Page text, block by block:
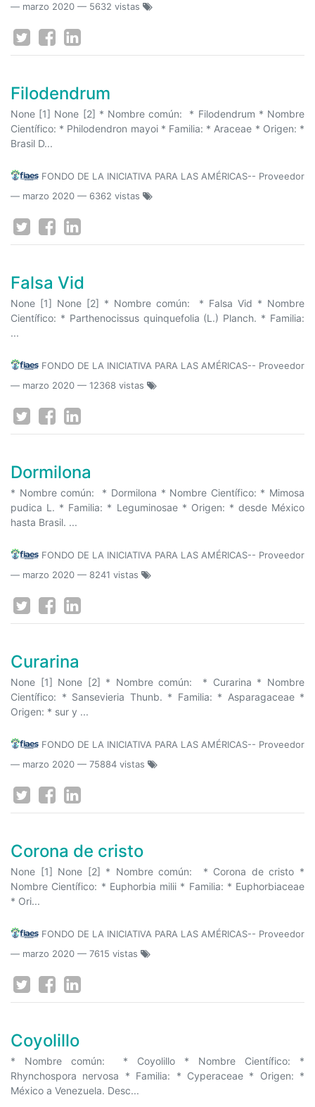
— marzo 2020 — 5632 vistas
Filodendrum
None [1] None [2] * Nombre común: * Filodendrum * Nombre
Científico: * Philodendron mayoi * Familia: * Araceae * Origen: *
Brasil D...
FONDO DE LA INICIATIVA PARA LAS AMÉRICAS-- Proveedor
— marzo 2020 — 6362 vistas
Falsa Vid
None [1] None [2] * Nombre común: * Falsa Vid * Nombre
Científico: * Parthenocissus quinquefolia (L.) Planch. * Familia:
...
FONDO DE LA INICIATIVA PARA LAS AMÉRICAS-- Proveedor
— marzo 2020 — 12368 vistas
Dormilona
* Nombre común: * Dormilona * Nombre Científico: * Mimosa
pudica L. * Familia: * Leguminosae * Origen: * desde México
hasta Brasil. ...
FONDO DE LA INICIATIVA PARA LAS AMÉRICAS-- Proveedor
— marzo 2020 — 8241 vistas
Curarina
None [1] None [2] * Nombre común: * Curarina * Nombre
Científico: * Sansevieria Thunb. * Familia: * Asparagaceae *
Origen: * sur y ...
FONDO DE LA INICIATIVA PARA LAS AMÉRICAS-- Proveedor
— marzo 2020 — 75884 vistas
Corona de cristo
None [1] None [2] * Nombre común: * Corona de cristo *
Nombre Científico: * Euphorbia milii * Familia: * Euphorbiaceae
* Ori...
FONDO DE LA INICIATIVA PARA LAS AMÉRICAS-- Proveedor
— marzo 2020 — 7615 vistas
Coyolillo
* Nombre común: * Coyolillo * Nombre Científico: *
Rhynchospora nervosa * Familia: * Cyperaceae * Origen: *
México a Venezuela. Desc...